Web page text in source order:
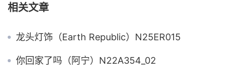
相关文章
龙头灯饰（Earth Republic）N25ER015
你回家了吗（阿宁）N22A354_02